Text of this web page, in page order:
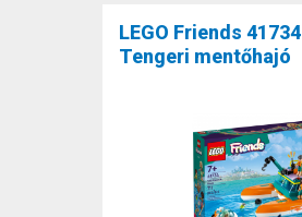
LEGO Friends 41734
Tengeri mentőhajó